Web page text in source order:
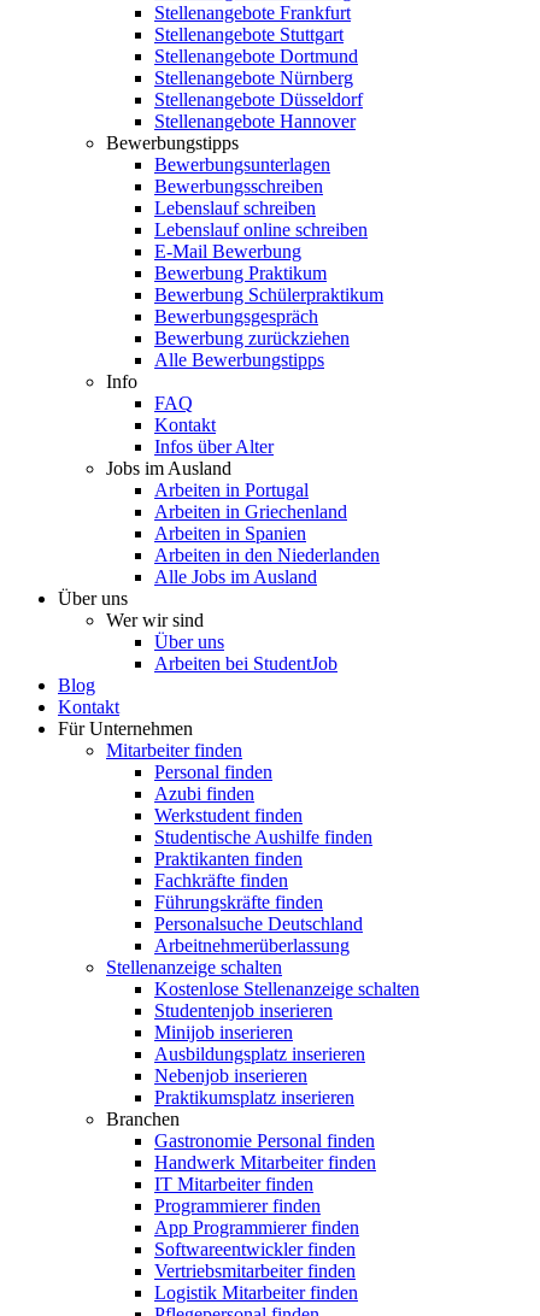
Stellenangebote Frankfurt
Stellenangebote Stuttgart
Stellenangebote Dortmund
Stellenangebote Nürnberg
Stellenangebote Düsseldorf
Stellenangebote Hannover
Bewerbungstipps
Bewerbungsunterlagen
Bewerbungsschreiben
Lebenslauf schreiben
Lebenslauf online schreiben
E-Mail Bewerbung
Bewerbung Praktikum
Bewerbung Schülerpraktikum
Bewerbungsgespräch
Bewerbung zurückziehen
Alle Bewerbungstipps
Info
FAQ
Kontakt
Infos über Alter
Jobs im Ausland
Arbeiten in Portugal
Arbeiten in Griechenland
Arbeiten in Spanien
Arbeiten in den Niederlanden
Alle Jobs im Ausland
Über uns
Wer wir sind
Über uns
Arbeiten bei StudentJob
Blog
Kontakt
Für Unternehmen
Mitarbeiter finden
Personal finden
Azubi finden
Werkstudent finden
Studentische Aushilfe finden
Praktikanten finden
Fachkräfte finden
Führungskräfte finden
Personalsuche Deutschland
Arbeitnehmerüberlassung
Stellenanzeige schalten
Kostenlose Stellenanzeige schalten
Studentenjob inserieren
Minijob inserieren
Ausbildungsplatz inserieren
Nebenjob inserieren
Praktikumsplatz inserieren
Branchen
Gastronomie Personal finden
Handwerk Mitarbeiter finden
IT Mitarbeiter finden
Programmierer finden
App Programmierer finden
Softwareentwickler finden
Vertriebsmitarbeiter finden
Logistik Mitarbeiter finden